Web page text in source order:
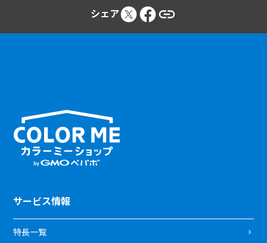
シェア
サービス情報
特長一覧